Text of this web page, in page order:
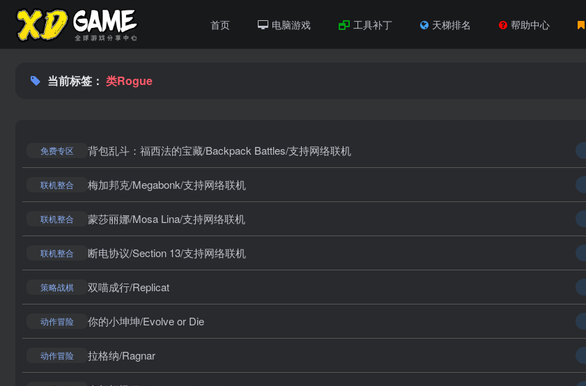
首页 电脑游戏 工具补丁 天梯排名 帮助中心
当前标签： 类Rogue
免费专区 背包乱斗：福西法的宝藏/Backpack Battles/支持网络联机
联机整合 梅加邦克/Megabonk/支持网络联机
联机整合 蒙莎丽娜/Mosa Lina/支持网络联机
联机整合 断电协议/Section 13/支持网络联机
策略战棋 双喵成行/Replicat
动作冒险 你的小坤坤/Evolve or Die
动作冒险 拉格纳/Ragnar